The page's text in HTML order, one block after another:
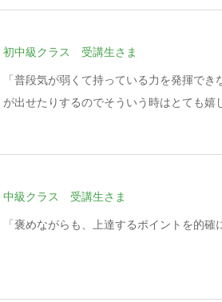
初中級クラス 受講生さま
「普段気が弱くて持っている力を発揮で
が出せたりするのでそういう時はとても嬉
中級クラス 受講生さま
「褒めながらも、上達するポイントを的